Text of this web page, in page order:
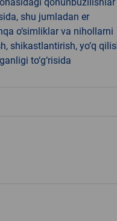
qonunbuzilishlar
shu jumladan er
o‘simliklar va nihollarni
shikastlantirish, yo‘q
to‘g‘risida